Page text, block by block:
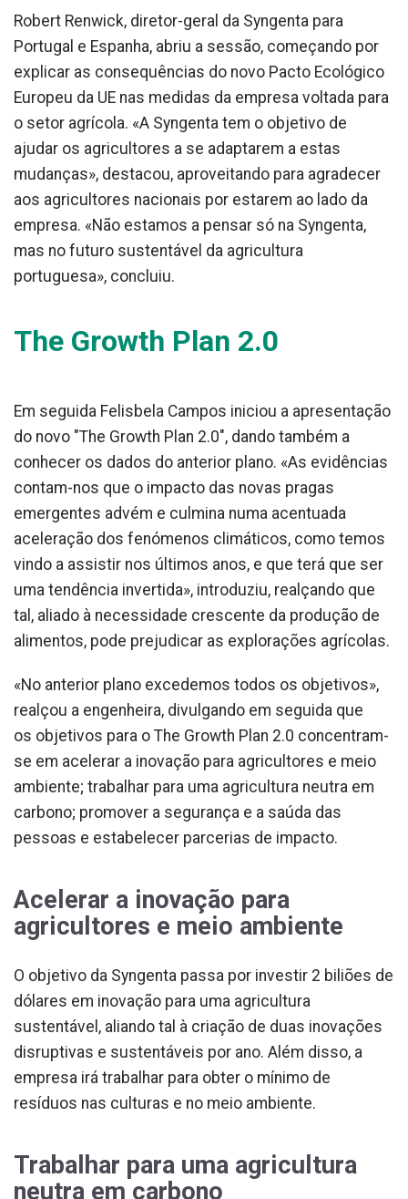
Robert Renwick, diretor-geral da Syngenta para
Portugal e Espanha, abriu a sessão, começando por
explicar as consequências do novo Pacto Ecológico
Europeu da UE nas medidas da empresa voltada para
o setor agrícola. «A Syngenta tem o objetivo de
ajudar os agricultores a se adaptarem a estas
mudanças», destacou, aproveitando para agradecer
aos agricultores nacionais por estarem ao lado da
empresa. «Não estamos a pensar só na Syngenta,
mas no futuro sustentável da agricultura
portuguesa», concluiu.
The Growth Plan 2.0
Em seguida Felisbela Campos iniciou a apresentação
do novo "The Growth Plan 2.0", dando também a
conhecer os dados do anterior plano. «As evidências
contam-nos que o impacto das novas pragas
emergentes advém e culmina numa acentuada
aceleração dos fenómenos climáticos, como temos
vindo a assistir nos últimos anos, e que terá que ser
uma tendência invertida», introduziu, realçando que
tal, aliado à necessidade crescente da produção de
alimentos, pode prejudicar as explorações agrícolas.
«No anterior plano excedemos todos os objetivos»,
realçou a engenheira, divulgando em seguida que
os objetivos para o The Growth Plan 2.0 concentram-
se em acelerar a inovação para agricultores e meio
ambiente; trabalhar para uma agricultura neutra em
carbono; promover a segurança e a saúda das
pessoas e estabelecer parcerias de impacto.
Acelerar a inovação para
agricultores e meio ambiente
O objetivo da Syngenta passa por investir 2 biliões de
dólares em inovação para uma agricultura
sustentável, aliando tal à criação de duas inovações
disruptivas e sustentáveis por ano. Além disso, a
empresa irá trabalhar para obter o mínimo de
resíduos nas culturas e no meio ambiente.
Trabalhar para uma agricultura
neutra em carbono